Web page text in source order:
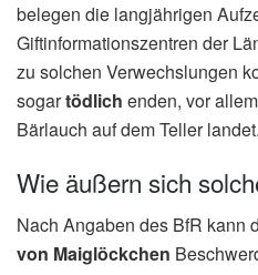
belegen die langjährigen
Giftinformationszentren der
zu solchen Verwechslungen
sogartödlich enden, vor
Bärlauch auf dem Teller landet.
Wie äußern sich
Nach Angaben des BfR kann
von Maiglöckchen